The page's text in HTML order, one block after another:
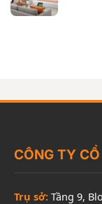
CÔNG TY
Trụ sở: Tầng 9,